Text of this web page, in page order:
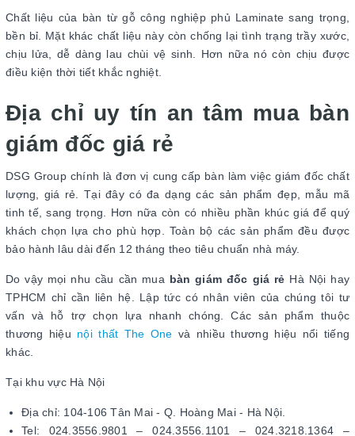
Chất liệu của bàn từ gỗ công nghiệp phủ Laminate sang trọng,
bền bỉ. Mặt khác chất liệu này còn chống lại tình trạng trầy xước,
chịu lửa, dễ dàng lau chùi vệ sinh. Hơn nữa nó còn chịu được
điều kiện thời tiết khắc nghiệt.
Địa chỉ uy tín an tâm mua bàn
giám đốc giá rẻ
DSG Group chính là đơn vị cung cấp bàn làm việc giám đốc chất
lượng, giá rẻ. Tại đây có đa dạng các sản phẩm đẹp, mẫu mã
tinh tế, sang trọng. Hơn nữa còn có nhiều phần khúc giá để quý
khách chọn lựa cho phù hợp. Toàn bộ các sản phẩm đều được
bảo hành lâu dài đến 12 tháng theo tiêu chuẩn nhà máy.
Do vậy mọi nhu cầu cần mua bàn giám đốc giá rẻ Hà Nội hay
TPHCM chỉ cần liên hệ. Lập tức có nhân viên của chúng tôi tư
vấn và hỗ trợ chọn lựa nhanh chóng. Các sản phẩm thuộc
thương hiệu nội thất The One và nhiều thương hiệu nổi tiếng
khác.
Tại khu vực Hà Nội
Địa chỉ: 104-106 Tân Mai - Q. Hoàng Mai - Hà Nội.
Tel: 024.3556.9801 – 024.3556.1101 – 024.3218.1364 –